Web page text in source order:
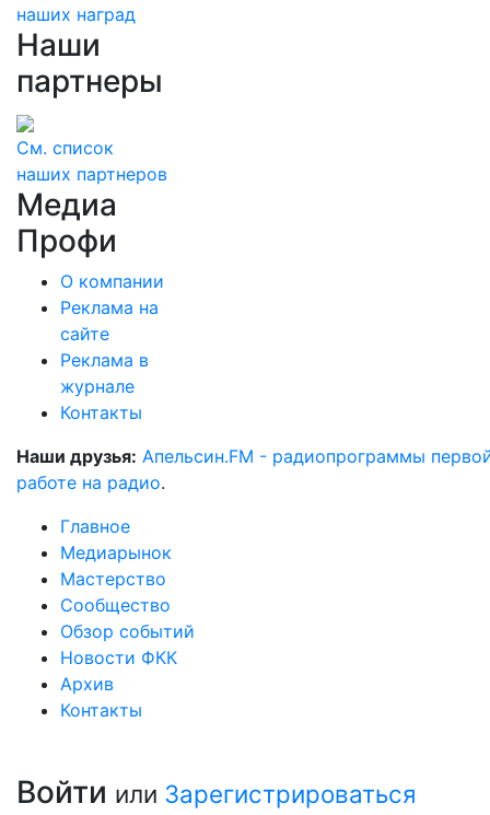
наших наград
Наши
партнеры
См. список
наших партнеров
Медиа
Профи
О компании
Реклама на
сайте
Реклама в
журнале
Контакты
Наши друзья: Апельсин.FM - радиопрограммы
работе на радио.
Главное
Медиарынок
Мастерство
Сообщество
Обзор событий
Новости ФКК
Архив
Контакты
Войти или Зарегистрироваться